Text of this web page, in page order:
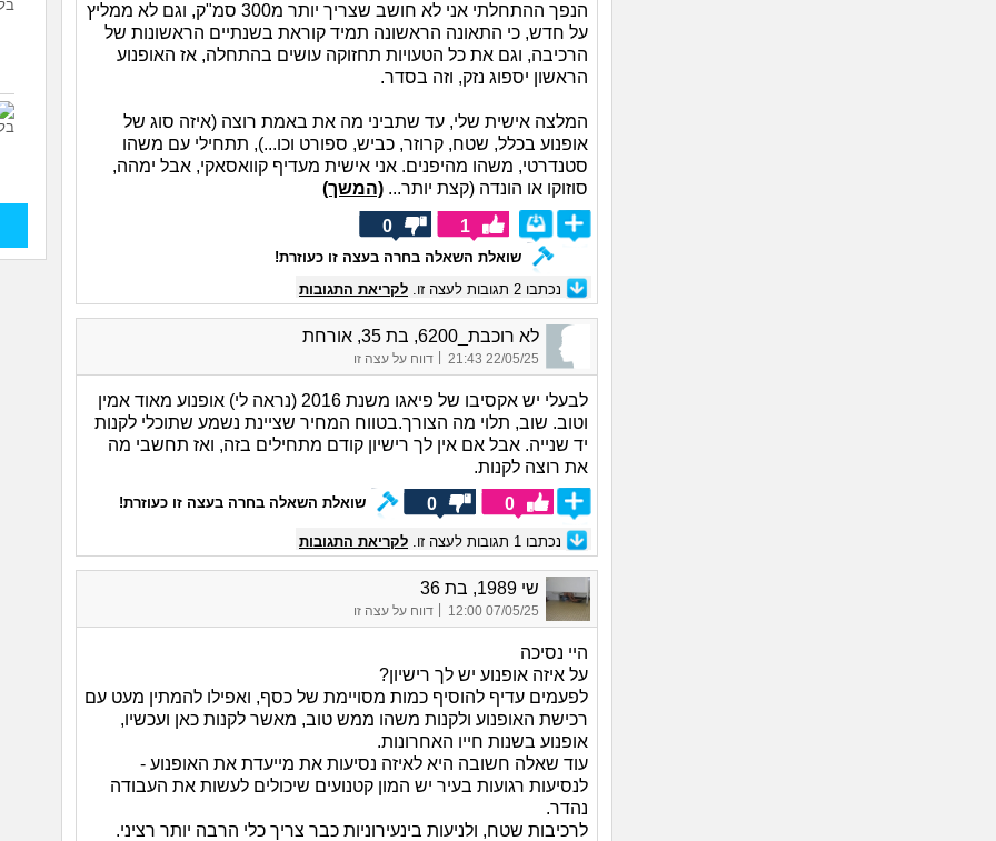
הנפך ההתחלתי אני לא חושב שצריך יותר מ300 סמ"ק, וגם לא ממליץ
על חדש, כי התאונה הראשונה תמיד קוראת בשנתיים הראשונות של
הרכיבה, וגם את כל הטעויות תחזוקה עושים בהתחלה, אז האופנוע
הראשון יספוג נזק, וזה בסדר.
המלצה אישית שלי, עד שתביני מה את באמת רוצה (איזה סוג של
אופנוע בכלל, שטח, קרוזר, כביש, ספורט וכו...), תתחילי עם משהו
סטנדרטי, משהו מהיפנים. אני אישית מעדיף קוואסאקי, אבל ימהה,
סוזוקו או הונדה (קצת יותר... (המשך)
1
0
שואלת השאלה בחרה בעצה זו כעוזרת!
נכתבו 2 תגובות לעצה זו. לקריאת התגובות
לא רוכבת_6200, בת 35, אורחת
22/05/25 21:43
| דווח על עצה זו
לבעלי יש אקסיבו של פיאגו משנת 2016 (נראה לי) אופנוע מאוד אמין
וטוב. שוב, תלוי מה הצורך.בטווח המחיר שציינת נשמע שתוכלי לקנות
יד שנייה. אבל אם אין לך רישיון קודם מתחילים בזה, ואז תחשבי מה
את רוצה לקנות.
0
0 שואלת השאלה בחרה בעצה זו כעוזרת!
נכתבו 1 תגובות לעצה זו. לקריאת התגובות
שי 1989, בת 36
07/05/25 12:00 דווח על עצה זו
היי נסיכה
על איזה אופנוע יש לך רישיון?
לפעמים עדיף להוסיף כמות מסויימת של כסף, ואפילו להמתין מעט עם
רכישת האופנוע ולקנות משהו ממש טוב, מאשר לקנות כאן ועכשיו,
אופנוע בשנות חייו האחרונות.
עוד שאלה חשובה היא לאיזה נסיעות את מייעדת את האופנוע -
לנסיעות רגועות בעיר יש המון קטנועים שיכולים לעשות את העבודה
נהדר.
לרכיבות שטח, ולניעות בינעירוניות כבר צריך כלי הרבה יותר רציני.